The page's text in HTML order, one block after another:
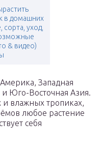
в домашних
сорта, уход,
& видео)
Западная
Юго-Восточная Азия.
и влажных тропиках,
любое растение
себя